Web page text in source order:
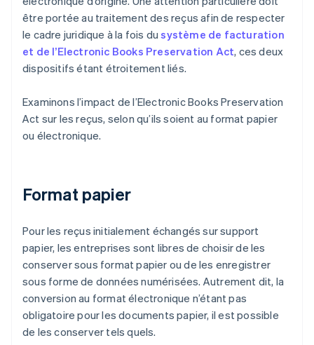
être portée au traitement des reçus afin de respecter
le cadre juridique à la fois dusystème de facturation
et de l’Electronic Books Preservation Act, ces deux
dispositifs étant étroitement liés.
Examinons l’impact de l’Electronic Books Preservation
Act sur les reçus, selon qu’ils soient au format papier
ou électronique.
Format papier
Pour les reçus initialement échangés sur support
papier, les entreprises sont libres de choisir de les
conserver sous format papier ou de les enregistrer
sous forme de données numérisées. Autrement dit, la
conversion au format électronique n’étant pas
obligatoire pour les documents papier, il est possible
de les conserver tels quels.